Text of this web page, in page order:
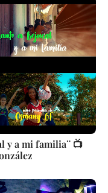
y a mi familia¨ 📺